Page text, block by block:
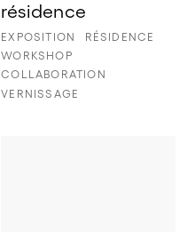
résidence
EXPOSITION
RÉSIDENCE
WORKSHOP
COLLABORATION
VERNISSAGE